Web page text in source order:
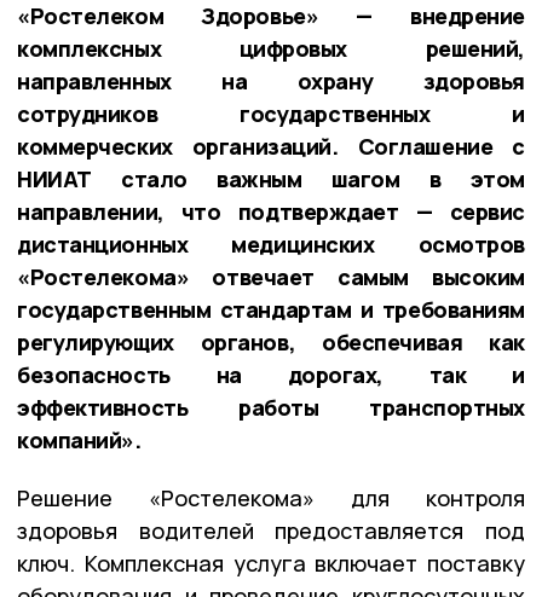
«Ростелеком Здоровье» — внедрение
комплексных цифровых решений,
направленных на охрану здоровья
сотрудников государственных и
коммерческих организаций. Соглашение с
НИИАТ стало важным шагом в этом
направлении, что подтверждает — сервис
дистанционных медицинских осмотров
«Ростелекома» отвечает самым высоким
государственным стандартам и требованиям
регулирующих органов, обеспечивая как
безопасность на дорогах, так и
эффективность работы транспортных
компаний».
Решение «Ростелекома» для контроля
здоровья водителей предоставляется под
ключ. Комплексная услуга включает поставку